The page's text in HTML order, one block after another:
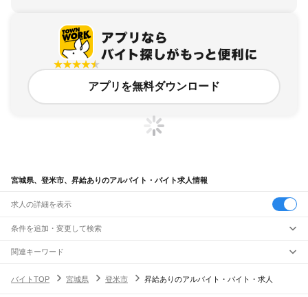
アプリを無料ダウンロード
宮城県、登米市、昇給ありのアルバイト・バイト求人情報
求人の詳細を表示
条件を追加・変更して検索
市区町村を追加・変更
宮城県すべて
駅を追加・変更
関連キーワード
バイトTOP
宮城県 登米市 昇給ありのアルバイト・バイト・求人